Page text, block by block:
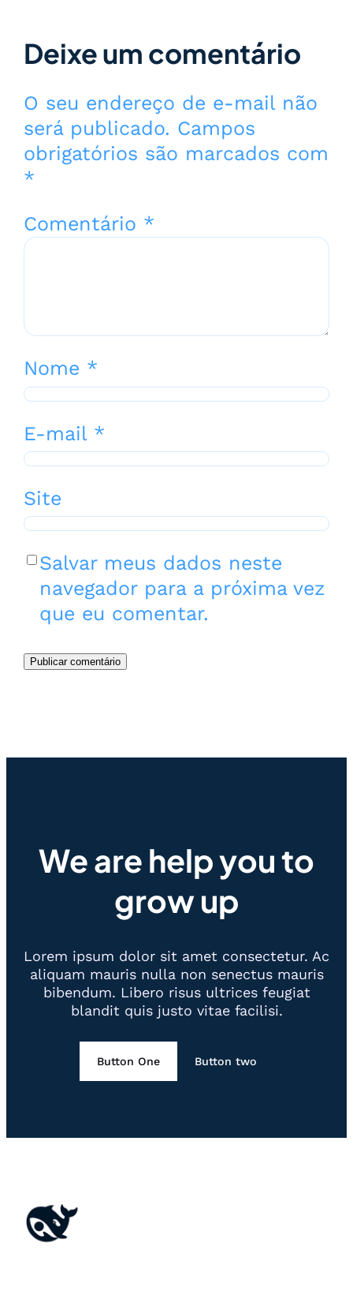
Deixe um comentário
O seu endereço de e-mail não
será publicado. Campos
obrigatórios são marcados com
*
Comentário *
Nome *
E-mail *
Site
Salvar meus dados neste
navegador para a próxima vez
que eu comentar.
We are help you to
grow up
Lorem ipsum dolor sit amet consectetur. Ac
aliquam mauris nulla non senectus mauris
bibendum. Libero risus ultrices feugiat
blandit quis justo vitae facilisi.
Button One Button two